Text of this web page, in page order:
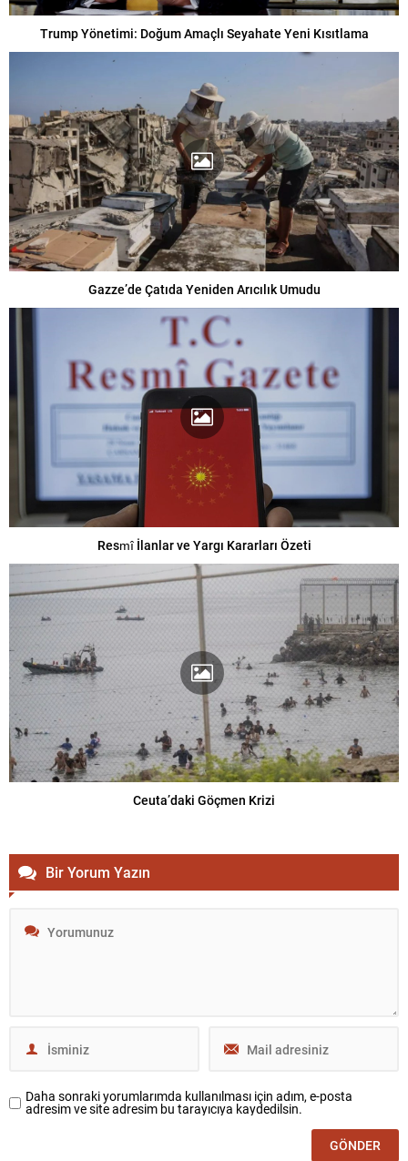
Trump Yönetimi: Doğum Amaçlı Seyahate Yeni Kısıtlama
Gazze’de Çatıda Yeniden Arıcılık Umudu
Resmî İlanlar ve Yargı Kararları Özeti
Ceuta’daki Göçmen Krizi
Bir Yorum Yazın
Daha sonraki yorumlarımda kullanılması için adım, e-posta
adresim ve site adresim bu tarayıcıya kaydedilsin.